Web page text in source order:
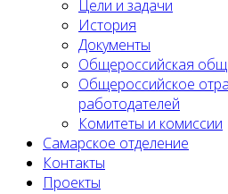
Цели и задачи
История
Документы
Общероссийская
Общероссийское
работодателей
Комитеты и комиссии
Самарское отделение
Контакты
Проекты